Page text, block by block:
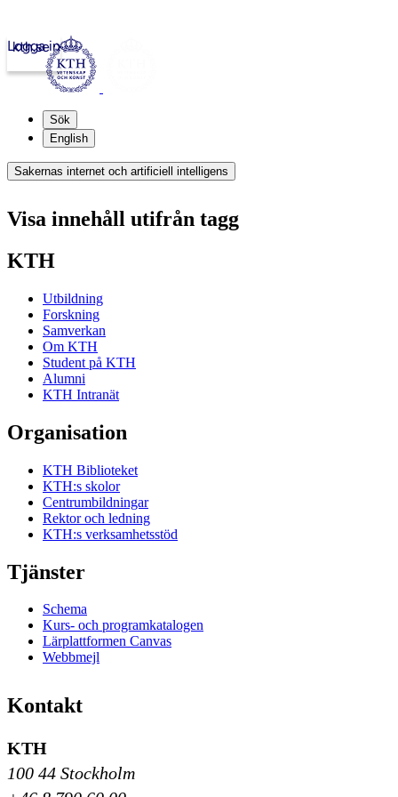
kth.se
Logga in
Sök
English
Sakernas internet och artificiell intelligens
Visa innehåll utifrån tagg
KTH
Utbildning
Forskning
Samverkan
Om KTH
Student på KTH
Alumni
KTH Intranät
Organisation
KTH Biblioteket
KTH:s skolor
Centrumbildningar
Rektor och ledning
KTH:s verksamhetsstöd
Tjänster
Schema
Kurs- och programkatalogen
Lärplattformen Canvas
Webbmejl
Kontakt
KTH
100 44 Stockholm